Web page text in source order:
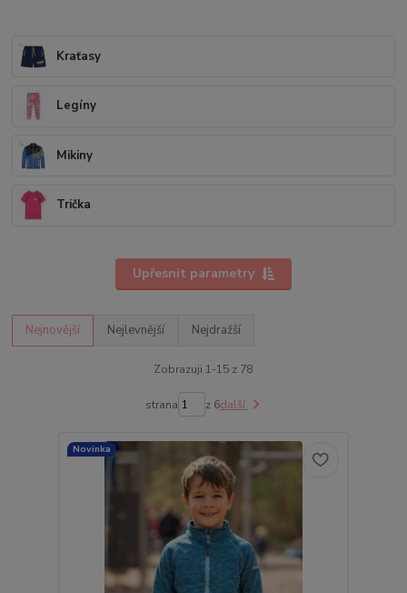
Kraťasy
Legíny
Mikiny
Trička
Upřesnit parametry
Nejnovější Nejlevnější Nejdražší
Zobrazuji 1-15 z 78
strana z 6další
Novinka